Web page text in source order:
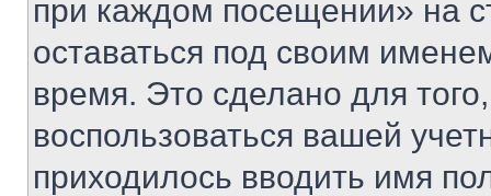
при каждом посещении» на
оставаться под своим
время. Это сделано для
воспользоваться вашей
приходилось вводить имя